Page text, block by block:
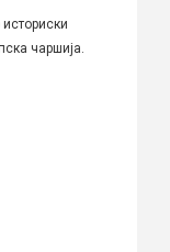
чаршија.